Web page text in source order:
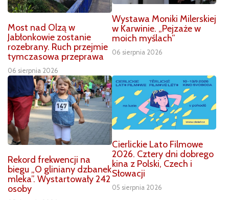
Most nad Olzą w
Jabłonkowie zostanie
rozebrany. Ruch przejmie
tymczasowa przeprawa
06 sierpnia 2026
Wystawa Moniki Milerskiej
w Karwinie. „Pejzaże w
moich myślach”
06 sierpnia 2026
Rekord frekwencji na
biegu „O gliniany dzbanek
mleka”. Wystartowały 242
osoby
Cierlickie Lato Filmowe
2026. Cztery dni dobrego
kina z Polski, Czech i
Słowacji
05 sierpnia 2026